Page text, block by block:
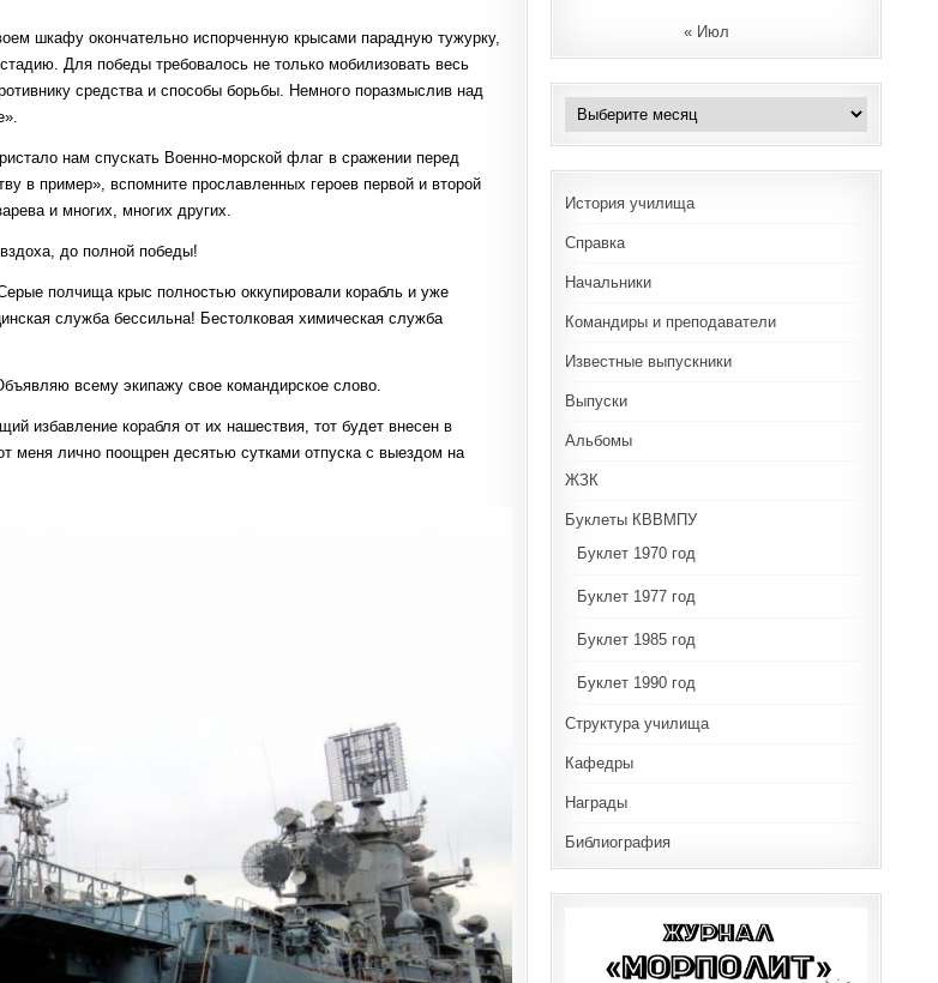
шкафу окончательно испорченную крысами парадную тужурку,
Для победы требовалось не только мобилизовать весь
средства и способы борьбы. Немного поразмыслив над
нам спускать Военно-морской флаг в сражении перед
в пример», вспомните прославленных героев первой и второй
и многих, многих других.
до полной победы!
полчища крыс полностью оккупировали корабль и уже
служба бессильна! Бестолковая химическая служба
всему экипажу свое командирское слово.
избавление корабля от их нашествия, тот будет внесен в
меня лично поощрен десятью сутками отпуска с выездом на
« Июл
Архивы
История училища
Справка
Начальники
Командиры и преподаватели
Известные выпускники
Выпуски
Альбомы
ЖЗК
Буклеты КВВМПУ
Буклет 1970 год
Буклет 1977 год
Буклет 1985 год
Буклет 1990 год
Структура училища
Кафедры
Награды
Библиография